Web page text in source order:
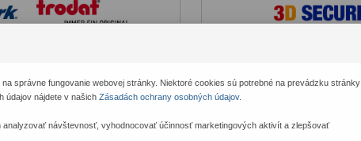
správne fungovanie webovej stránky. Niektoré cookies sú potrebné na prevádzku stránky
údajov nájdete v našich Zásadách ochrany osobných údajov.
návštevnosť, vyhodnocovať účinnosť marketingových aktivít a zlepšovať